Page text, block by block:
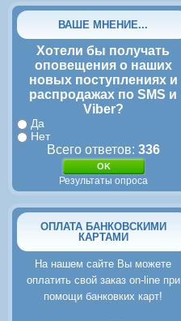
ВАШЕ МНЕНИЕ...
Хотели бы получать
оповещения о наших
новых поступлениях и
распродажах по SMS и
Viber?
Да
Нет
Всего ответов: 336
Результаты опроса
ОПЛАТА БАНКОВСКИМИ
КАРТАМИ
На нашем сайте Вы можете
оплатить свой заказ on-line при
помощи банковких карт!